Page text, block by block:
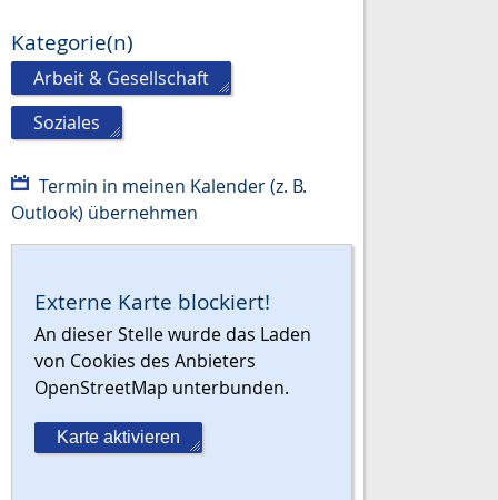
Kategorie(n)
Arbeit & Gesellschaft
Soziales
Termin in meinen Kalender (z. B.
Outlook) übernehmen
Externe Karte blockiert!
An dieser Stelle wurde das Laden
von Cookies des Anbieters
OpenStreetMap unterbunden.
Karte aktivieren